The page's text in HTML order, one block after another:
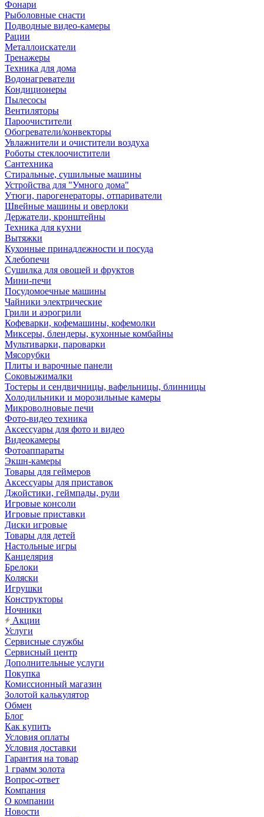
Фонари
Рыболовные снасти
Подводные видео-камеры
Рации
Металлоискатели
Тренажеры
Техника для дома
Водонагреватели
Кондиционеры
Пылесосы
Вентиляторы
Пароочистители
Обогреватели/конвекторы
Увлажнители и очистители воздуха
Роботы стеклоочистители
Сантехника
Стиральные, сушильные машины
Устройства для "Умного дома"
Утюги, парогенераторы, отпариватели
Швейные машины и оверлоки
Держатели, кронштейны
Техника для кухни
Вытяжки
Кухонные принадлежности и посуда
Хлебопечи
Сушилка для овощей и фруктов
Мини-печи
Посудомоечные машины
Чайники электрические
Грили и аэрогрили
Кофеварки, кофемашины, кофемолки
Миксеры, блендеры, кухонные комбайны
Мультиварки, пароварки
Мясорубки
Плиты и варочные панели
Соковыжималки
Тостеры и сендвичницы, вафельницы, блинницы
Холодильники и морозильные камеры
Микроволновые печи
Фото-видео техника
Аксессуары для фото и видео
Видеокамеры
Фотоаппараты
Экшн-камеры
Товары для геймеров
Аксессуары для приставок
Джойстики, геймпады, рули
Игровые консоли
Игровые приставки
Диски игровые
Товары для детей
Настольные игры
Канцелярия
Брелоки
Коляски
Игрушки
Конструкторы
Ночники
Акции
Услуги
Сервисные службы
Сервисный центр
Дополнительные услуги
Покупка
Комиссионный магазин
Золотой калькулятор
Обмен
Блог
Как купить
Условия оплаты
Условия доставки
Гарантия на товар
1 грамм золота
Вопрос-ответ
Компания
О компании
Новости